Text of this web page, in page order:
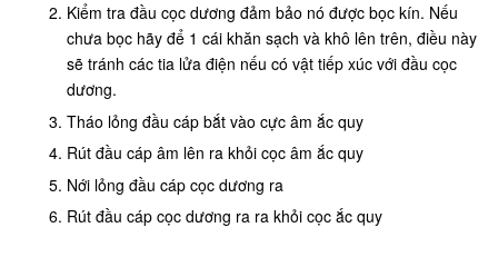
Kiểm tra đầu cọc dương đảm bảo nó được bọc kín. Nếu
chưa bọc hãy để 1 cái khăn sạch và khô lên trên, điều này
sẽ tránh các tia lửa điện nếu có vật tiếp xúc với đầu cọc
dương.
Tháo lỏng đầu cáp bắt vào cực âm ắc quy
Rút đầu cáp âm lên ra khỏi cọc âm ắc quy
Nới lỏng đầu cáp cọc dương ra
Rút đầu cáp cọc dương ra ra khỏi cọc ắc quy